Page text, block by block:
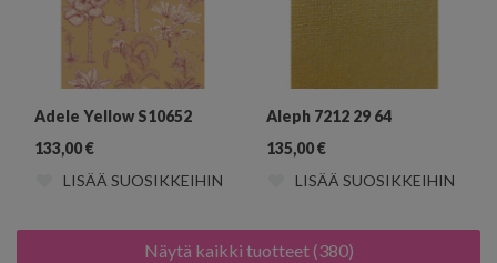
Adele Yellow S10652
133,00€
LISÄÄ SUOSIKKEIHIN
Aleph 7212 29 64
135,00€
LISÄÄ SUOSIKKEIHIN
Näytä kaikki tuotteet (380)